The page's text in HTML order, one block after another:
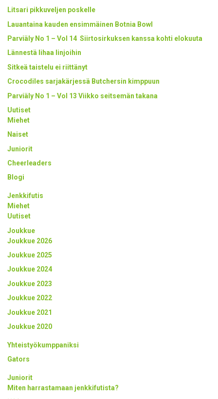
Litsari pikkuveljen poskelle
Lauantaina kauden ensimmäinen Botnia Bowl
Parviäly No 1 – Vol 14 Siirtosirkuksen kanssa kohti elokuuta
Lännestä lihaa linjoihin
Sitkeä taistelu ei riittänyt
Crocodiles sarjakärjessä Butchersin kimppuun
Parviäly No 1 – Vol 13 Viikko seitsemän takana
Uutiset
Miehet
Naiset
Juniorit
Cheerleaders
Blogi
Jenkkifutis
Miehet
Uutiset
Joukkue
Joukkue 2026
Joukkue 2025
Joukkue 2024
Joukkue 2023
Joukkue 2022
Joukkue 2021
Joukkue 2020
Yhteistyökumppaniksi
Gators
Juniorit
Miten harrastamaan jenkkifutista?